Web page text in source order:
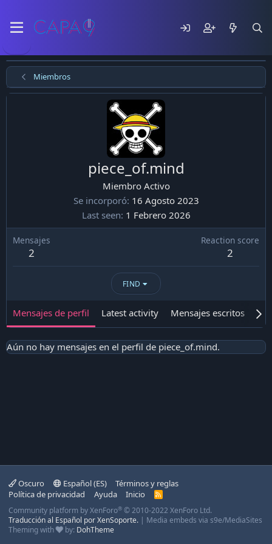
Miembros
piece_of.mind
Miembro Activo
Se incorporó 16 Agosto 2023
Last seen 1 Febrero 2026
Mensajes
2
Reaction score
2
FIND
Mensajes de perfil Latest activity Mensajes escritos
Aún no hay mensajes en el perfil de piece_of.mind.
Oscuro Español (ES)
Términos y reglas
Política de privacidad
Ayuda Inicio
R
S
Community platform by XenForo® © 2010-2022 XenForo Ltd.
Traducción al Español por XenSoporte. | Media embeds via s9e/MediaSites
Theming with
by: DohTheme